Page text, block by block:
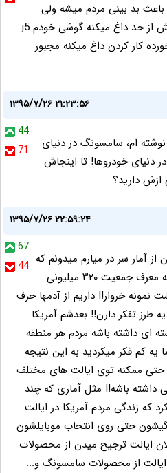
بد بینی مردم میشه ولی
در کل سامسونگ یه خورده بیش از حد داغ میکنه گوشی خودم j5
کار کردن داغ میکنه مجبور
۱۳۹۵/۷/۲۶ ۲۱:۲۳:۵۶
44
71
نوشته ام، سامسونگ در دنیای
خودروها! تا اینجاش
ازش دارید؟
۱۳۹۵/۷/۲۶ ۲۲:۵۹:۲۴
67
44 از آمار سر در میارم میدونم که
جامعه آماری هزار نفری نمیتونه معرف جمعیت ۳۲۰ میلیونی
خروار!! داریم از آدمها حرف
تفکر دارن!! بعدشم آمریکا
ای داشته باشه مردم هر منطقه
یه کم فکر میکردید به این نتیجه
حتی ممکنه توی ایالت های مختلف
داشته باشه!! مثل آماری که چند
که زندگی مردم آمریکا در ایالت
حتی روی انتخاب موبایلشون
ایالت ترجیح میدن از محصولات
ایالت از محصولات سامسونگ و‌‌‌‌...